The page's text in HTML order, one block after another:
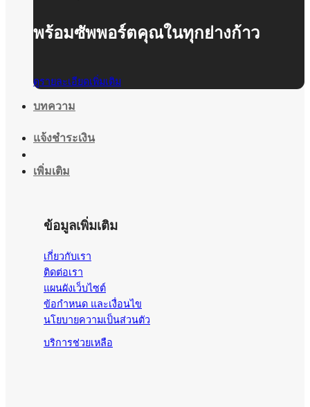
พร้อมซัพพอร์ตคุณในทุกย่างก้าว
ดูรายละเอียดเพิ่มเติม
บทความ
แจ้งชำระเงิน
เพิ่มเติม
ข้อมูลเพิ่มเติม
เกี่ยวกับเรา
ติดต่อเรา
แผนผังเว็บไซต์
ข้อกำหนด และเงื่อนไข
นโยบายความเป็นส่วนตัว
บริการช่วยเหลือ